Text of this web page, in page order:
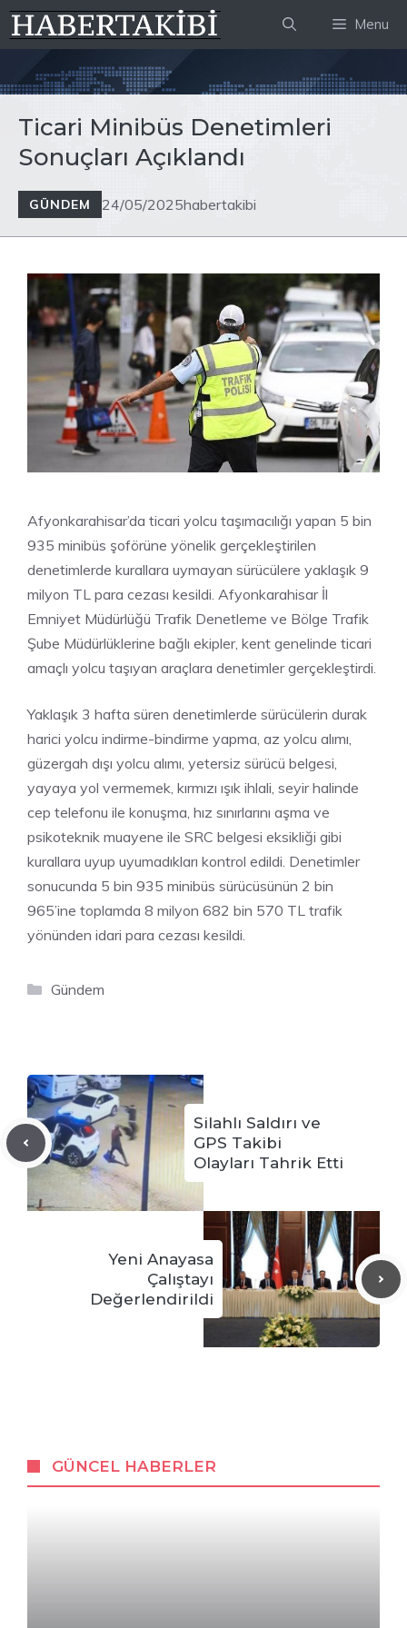
İçeriğe
atla
Menu
Ticari Minibüs Denetimleri
Sonuçları Açıklandı
GÜNDEM 24/05/2025habertakibi
Afyonkarahisar’da ticari yolcu taşımacılığı yapan 5 bin
935 minibüs şoförüne yönelik gerçekleştirilen
denetimlerde kurallara uymayan sürücülere yaklaşık 9
milyon TL para cezası kesildi. Afyonkarahisar İl
Emniyet Müdürlüğü Trafik Denetleme ve Bölge Trafik
Şube Müdürlüklerine bağlı ekipler, kent genelinde ticari
amaçlı yolcu taşıyan araçlara denetimler gerçekleştirdi.
Yaklaşık 3 hafta süren denetimlerde sürücülerin durak
harici yolcu indirme-bindirme yapma, az yolcu alımı,
güzergah dışı yolcu alımı, yetersiz sürücü belgesi,
yayaya yol vermemek, kırmızı ışık ihlali, seyir halinde
cep telefonu ile konuşma, hız sınırlarını aşma ve
psikoteknik muayene ile SRC belgesi eksikliği gibi
kurallara uyup uyumadıkları kontrol edildi. Denetimler
sonucunda 5 bin 935 minibüs sürücüsünün 2 bin
965’ine toplamda 8 milyon 682 bin 570 TL trafik
yönünden idari para cezası kesildi.
Kategoriler
Gündem
Silahlı Saldırı ve
GPS Takibi
Olayları Tahrik Etti
Yeni Anayasa
Çalıştayı
Değerlendirildi
GÜNCEL HABERLER